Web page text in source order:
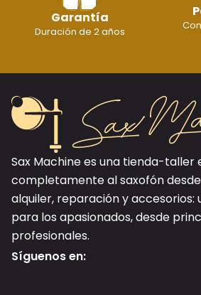
Garantía
Duración de 2 años
Sax Machine es una tienda-taller
completamente al saxofón desde
alquiler, reparación y accesorios:
para los apasionados, desde
profesionales.
Síguenos en: